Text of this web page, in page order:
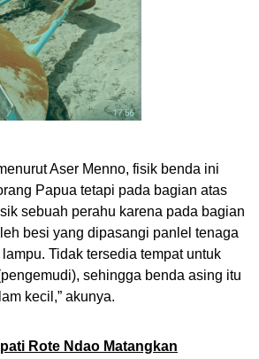
Aser Menno, fisik benda ini
Papua tetapi pada bagian atas
sebuah perahu karena pada bagian
besi yang dipasangi panlel tenaga
Tidak tersedia tempat untuk
sehingga benda asing itu
kecil,” akunya.
Rote Ndao Matangkan